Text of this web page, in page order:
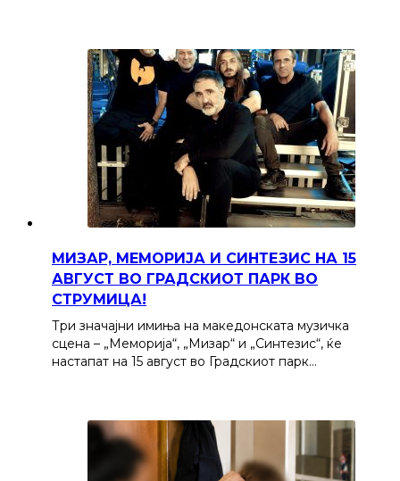
МИЗАР, МЕМОРИЈА И СИНТЕЗИС НА 15
АВГУСТ ВО ГРАДСКИОТ ПАРК ВО
СТРУМИЦА!
Три значајни имиња на македонската музичка
сцена – „Меморија“, „Мизар“ и „Синтезис“, ќе
настапат на 15 август во Градскиот парк…